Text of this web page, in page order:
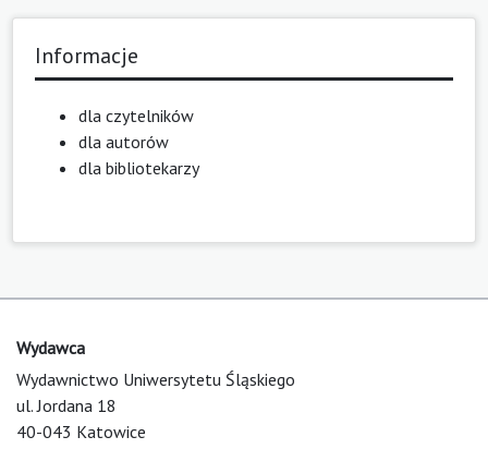
Informacje
dla czytelników
dla autorów
dla bibliotekarzy
Wydawca
Wydawnictwo Uniwersytetu Śląskiego
ul. Jordana 18
40-043 Katowice